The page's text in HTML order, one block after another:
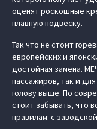
оценят роскошные
плавную подвеску.
Так что не стоит
европейских и
достойная замена.
пассажиров, так и
голову выше. По
стоит забывать, что
правилам: с